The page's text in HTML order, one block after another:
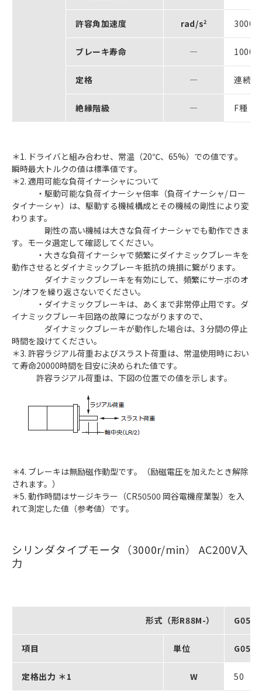
許容角加速度 rad/s2 30000
ブレーキ寿命 ― 1000
定格 ― 連続
絶縁階級 ― F種
＊1. ドライバと組み合わせ、常温（20℃、65%）での値です。
瞬時最大トルクの値は標準値です。
＊2. 適用可能な負荷イナーシャについて
・駆動可能な負荷イナーシャ倍率（負荷イナーシャ/ ロー
タイナーシャ）は、駆動する機械構成とその機械の剛性により変
わります。
剛性の高い機械は大きな負荷イナーシャでも動作できま
す。モータ選定して確認してください。
・大きな負荷イナーシャで頻繁にダイナミックブレーキを
動作させるとダイナミックブレーキ抵抗の焼損に繋がります。
ダイナミックブレーキを有効にして、頻繁にサーボのオ
ン/オフを繰り返さないでください。
・ダイナミックブレーキは、あくまで非常停止用です。ダ
イナミックブレーキ回路の故障につながりますので、
ダイナミックブレーキが動作した場合は、3 分間の停止
時間を設けてください。
＊3. 許容ラジアル荷重およびスラスト荷重は、常温使用時におい
て寿命20000時間を目安に決められた値です。
許容ラジアル荷重は、下図の位置での値を示します。
＊4. ブレーキは無励磁作動型です。（励磁電圧を加えたとき解除
されます。）
＊5. 動作時間はサージキラー（CR50500 岡谷電機産業製）を入
れて測定した値（参考値）です。
シリンダタイプモータ（3000r/min） AC200V入
力
形式（形R88M-）
項目 単位
定格出力 ＊1 W 50